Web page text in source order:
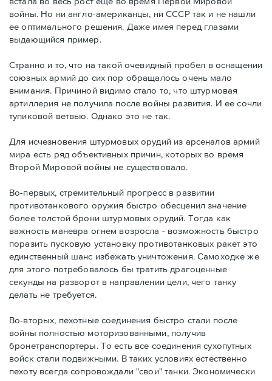
войны. Но ни англо-американцы, ни СССР так и не нашли
ее оптимального решения. Даже имея перед глазами
выдающийся пример.
Странно и то, что на такой очевидный пробел в оснащении
союзных армий до сих пор обращалось очень мало
внимания. Причиной видимо стало то, что штурмовая
артиллерия не получила после войны развития. И ее сочли
тупиковой ветвью. Однако это не так.
Для исчезновения штурмовых орудий из арсеналов армий
мира есть ряд объективных причин, которых во время
Второй Мировой войны не существовало.
Во-первых, стремительный прогресс в развитии
противотанкового оружия быстро обесценил значение
более толстой брони штурмовых орудий. Тогда как
важность маневра огнем возросла - возможность быстро
поразить пусковую установку противотанковых ракет это
единственный шанс избежать уничтожения. Самоходке же
для этого потребовалось бы тратить драгоценные
секунды на разворот в направлении цели, чего танку
делать не требуется.
Во-вторых, пехотные соединения быстро стали после
войны полностью моторизованными, получив
бронетранспортеры. То есть все соединения сухопутных
войск стали подвижными. В таких условиях естественно
пехоту всегда сопровождали "свои" танки. Экономически